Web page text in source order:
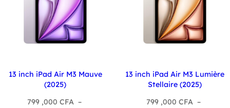
13 inch iPad Air M3 Mauve
(2025)
799 ,000 CFA –
13 inch iPad Air M3 Lumière
Stellaire (2025)
799 ,000CFA –